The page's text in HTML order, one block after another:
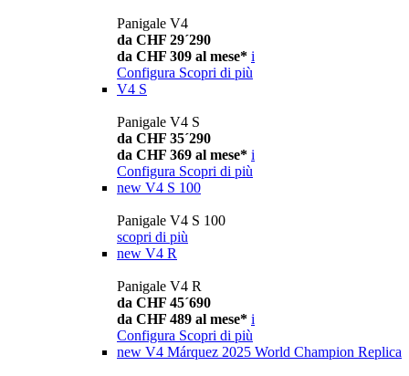
Panigale V4
da CHF 29´290
da CHF 309 al mese* i
Configura Scopri di più
V4 S
Panigale V4 S
da CHF 35´290
da CHF 369 al mese* i
Configura Scopri di più
new V4 S 100
Panigale V4 S 100
scopri di più
new V4 R
Panigale V4 R
da CHF 45´690
da CHF 489 al mese* i
Configura Scopri di più
new V4 Márquez 2025 World Champion Replica